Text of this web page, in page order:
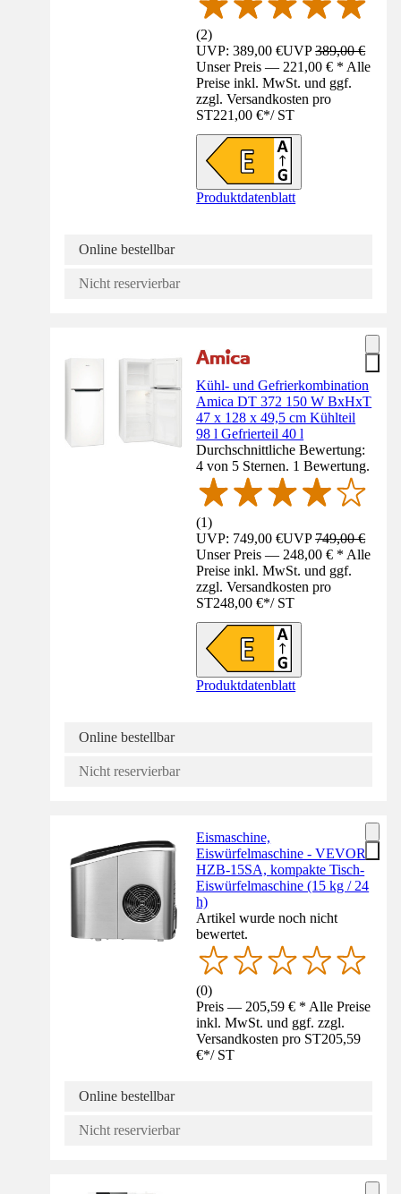
(2)
UVP: 389,00 €UVP389,00 €
Unser Preis — 221,00 € * Alle
Preise inkl. MwSt. und ggf.
zzgl. Versandkosten pro
ST221,00 €*/ ST
Produktdatenblatt
Online bestellbar
Nicht reservierbar
Kühl- und Gefrierkombination
Amica DT 372 150 W BxHxT
47 x 128 x 49,5 cm Kühlteil
98 l Gefrierteil 40 l
Durchschnittliche Bewertung:
4 von 5 Sternen. 1 Bewertung.
(1)
UVP: 749,00 €UVP749,00 €
Unser Preis — 248,00 € * Alle
Preise inkl. MwSt. und ggf.
zzgl. Versandkosten pro
ST248,00 €*/ ST
Produktdatenblatt
Online bestellbar
Nicht reservierbar
Eismaschine,
Eiswürfelmaschine - VEVOR
HZB-15SA, kompakte Tisch-
Eiswürfelmaschine (15 kg / 24
h)
Artikel wurde noch nicht
bewertet.
(0)
Preis — 205,59 € * Alle Preise
inkl. MwSt. und ggf. zzgl.
Versandkosten pro ST205,59
€*/ ST
Online bestellbar
Nicht reservierbar